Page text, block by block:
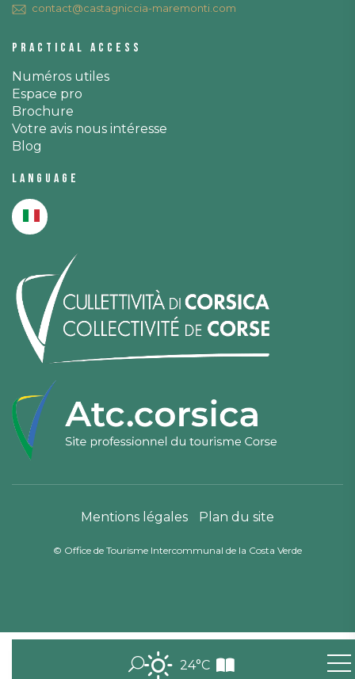
24°C
contact@castagniccia-maremonti.com
Practical access
Numéros utiles
Espace pro
Brochure
Votre avis nous intéresse
Blog
Language
Mentions légales Plan du site
© Office de Tourisme Intercommunal de la Costa Verde